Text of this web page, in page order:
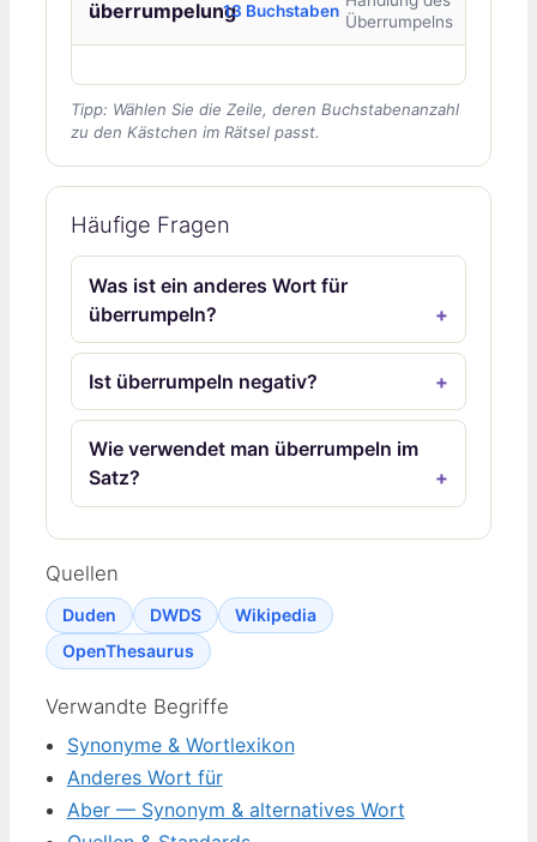
überrumpelung13 Buchstaben
Überrumpelns
Tipp: Wählen Sie die Zeile, deren Buchstabenanzahl
zu den Kästchen im Rätsel passt.
Häufige Fragen
Was ist ein anderes Wort für
überrumpeln?
Ist überrumpeln negativ?
Wie verwendet man überrumpeln im
Satz?
Quellen
Duden DWDS
Wikipedia
OpenThesaurus
Verwandte Begriffe
Synonyme & Wortlexikon
Anderes Wort für
Aber — Synonym & alternatives Wort